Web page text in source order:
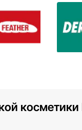
косметики